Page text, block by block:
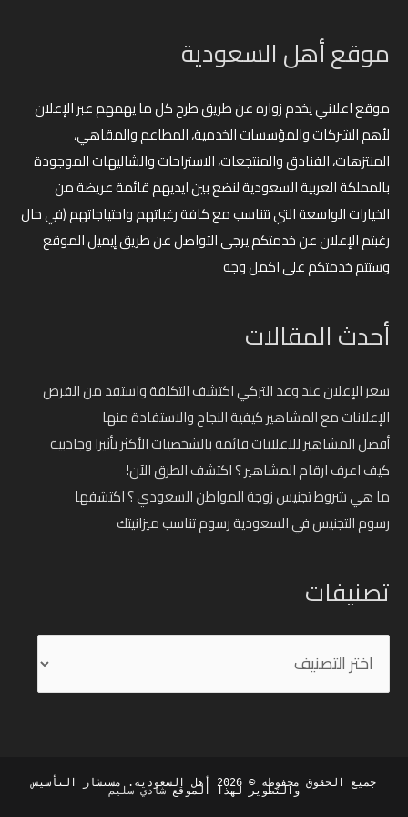
موقع أهل السعودية
موقع اعلاني يخدم زواره عن طريق طرح كل ما يهمهم عبر الإعلان
لأهم الشركات والمؤسسات الخدمية، المطاعم والمقاهي،
المنتزهات، الفنادق والمنتجعات، الاستراحات والشاليهات الموجودة
بالمملكة العربية السعودية لنضع بين ايديهم قائمة عريضة من
الخيارات الواسعة التي تتناسب مع كافة رغباتهم واحتياجاتهم (في حال
رغبتم الإعلان عن خدمتكم يرجى التواصل عن طريق إيميل الموقع
وستتم خدمتكم على اكمل وجه
أحدث المقالات
سعر الإعلان عند وعد التركي اكتشف التكلفة واستفد من الفرص
الإعلانات مع المشاهير كيفية النجاح والاستفادة منها
أفضل المشاهير للاعلانات قائمة بالشخصيات الأكثر تأثيرا وجاذبية
كيف اعرف ارقام المشاهير ؟ اكتشف الطرق الآن!
ما هي شروط تجنيس زوجة المواطن السعودي ؟ اكتشفها
رسوم التجنيس في السعودية رسوم تناسب ميزانيتك
تصنيفات
جميع الحقوق محفوظة © 2026 أهل السعودية . مستشار التأسيس
والتطوير لهذا الموقعشادي سليم